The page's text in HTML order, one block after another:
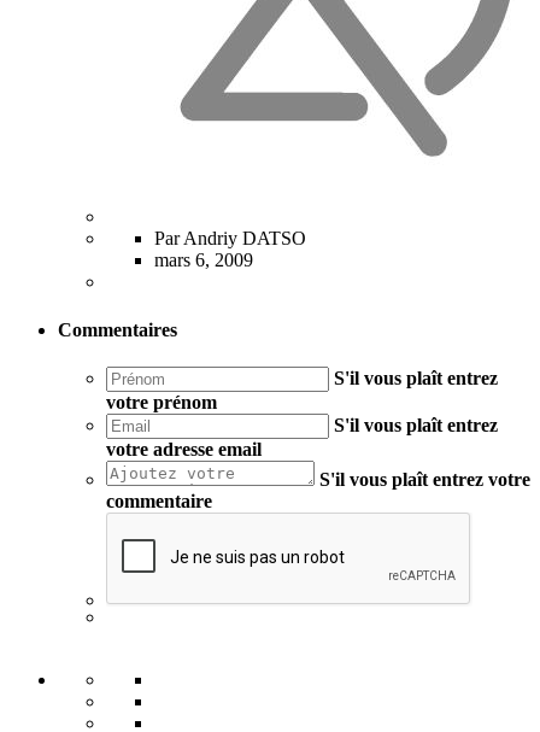
Par Andriy DATSO
mars 6, 2009
Commentaires
S'il vous plaît entrez
votre prénom
S'il vous plaît entrez
votre adresse email
S'il vous plaît entrez votre
commentaire